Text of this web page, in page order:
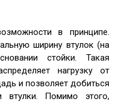
в принципе.
ширину втулок (на
стойки. Такая
нагрузку от
и позволяет добиться
втулки. Помимо этого,